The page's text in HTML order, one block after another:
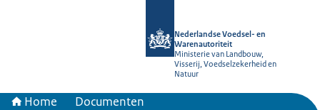
Nederlandse Voedsel- en
Warenautoriteit
Ministerie van Landbouw,
Visserij, Voedselzekerheid en
Natuur
Home Documenten